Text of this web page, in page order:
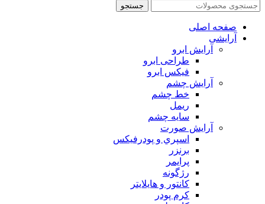
جستجو
صفحه اصلی
آرایشی
آرايش ابرو
طراحی ابرو
فیکس ابرو
آرايش چشم
خط چشم
ريمل
سايه چشم
آرايش صورت
اسپري و پودرفيكس
برنزر
پرايمر
رژگونه
كانتور و هايلايتر
كرم پودر